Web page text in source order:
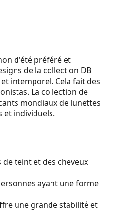
d'été préféré et
de la collection DB
intemporel. Cela fait des
La collection de
mondiaux de lunettes
et individuels.
teint et des cheveux
ayant une forme
une grande stabilité et